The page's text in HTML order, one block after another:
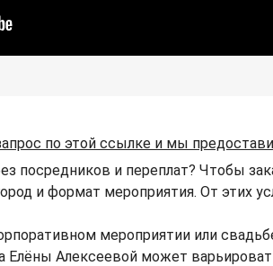
по этой ссылке и мы
посредников и переплат? Чтобы
и формат мероприятия. От этих
мероприятии или
Елёны Алексеевой может